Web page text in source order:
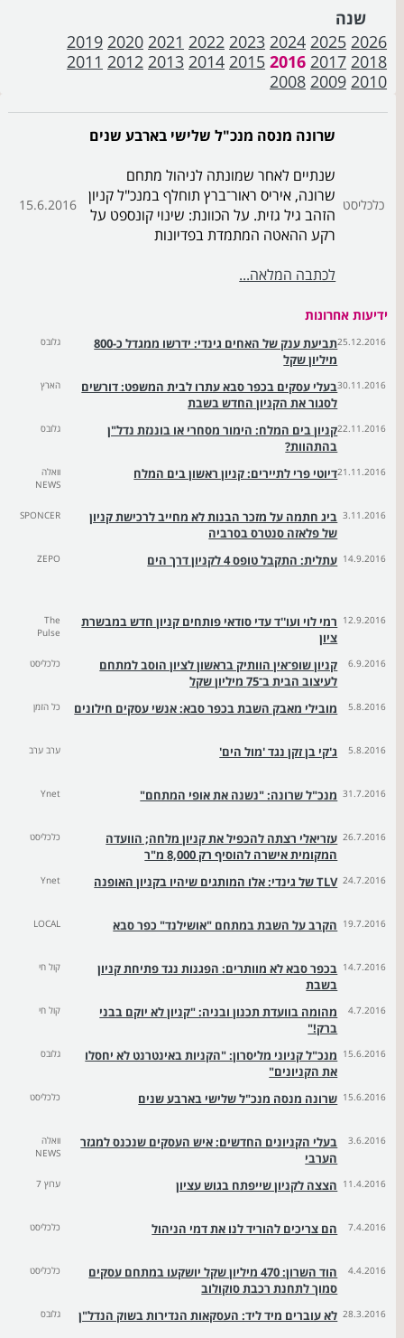
שנה
2026
2025
2024
2023
2022
2021
2020
2019
2018
2017
2016
2015
2014
2013
2012
2011
2010
2009
2008
כלכליסט
שרונה מנסה מנכ"ל שלישי בארבע שנים
שנתיים לאחר שמונתה לניהול מתחם
שרונה, איריס ראור־ברץ תוחלף במנכ"ל קניון
הזהב גיל גזית. על הכוונת: שינוי קונספט על
רקע ההאטה המתמדת בפדיונות
לכתבה המלאה...
15.6.2016
ידיעות אחרונות
25.12.2016
תביעת ענק של האחים גינדי: ידרשו ממגדל כ-800
מיליון שקל
גלובס
30.11.2016בעלי עסקים בכפר סבא עתרו לבית המשפט: דורשים
לסגור את הקניון החדש בשבת
הארץ
22.11.2016קניון בים המלח: הימור מסחרי או בוננזת נדל"ן
בהתהוות?
גלובס
21.11.2016דיוטי פרי לתיירים: קניון ראשון בים המלח
וואלה
NEWS
3.11.2016 ביג חתמה על מזכר הבנות לא מחייב לרכישת קניון
של פלאזה סנטרס בסרביה
SPONCER
14.9.2016 עתלית: התקבל טופס 4 לקניון דרך הים ZEPO
12.9.2016 רמי לוי ועו''ד עדי סודאי פותחים קניון חדש במבשרת
ציון
The
Pulse
6.9.2016
קניון שופ־אין הוותיק בראשון לציון הוסב למתחם
לעיצוב הבית ב־75 מיליון שקל
כלכליסט
5.8.2016 מובילי מאבק השבת בכפר סבא: אנשי עסקים חילונים כל הזמן
5.8.2016 ג'קי בן זקן נגד 'מול הים' ערב ערב
31.7.2016 מנכ"ל שרונה: "נשנה את אופי המתחם" Ynet
26.7.2016 עזריאלי רצתה להכפיל את קניון מלחה; הוועדה
המקומית אישרה להוסיף רק 8,000 מ"ר
כלכליסט
24.7.2016 TLV של גינדי: אלו המותגים שיהיו בקניון האופנה Ynet
19.7.2016 הקרב על השבת במתחם "אושילנד" כפר סבא LOCAL
14.7.2016 בכפר סבא לא מוותרים: הפגנות נגד פתיחת קניון
בשבת
קול חי
4.7.2016
מהומה בוועדת תכנון ובניה: "קניון לא יוקם בבני
ברק!"
קול חי
15.6.2016 מנכ"ל קניוני מליסרון: "הקניות באינטרנט לא יחסלו
את הקניונים"
גלובס
15.6.2016 שרונה מנסה מנכ"ל שלישי בארבע שנים כלכליסט
3.6.2016
בעלי הקניונים החדשים: איש העסקים שנכנס למגזר
הערבי
וואלה
NEWS
11.4.2016 הצצה לקניון שייפתח בגוש עציון ערוץ 7
7.4.2016 הם צריכים להוריד לנו את דמי הניהול כלכליסט
4.4.2016
הוד השרון: 470 מיליון שקל יושקעו במתחם עסקים
סמוך לתחנת רכבת סוקולוב
כלכליסט
28.3.2016 לא עוברים מיד ליד: העסקאות הנדירות בשוק הנדל"ן גלובס